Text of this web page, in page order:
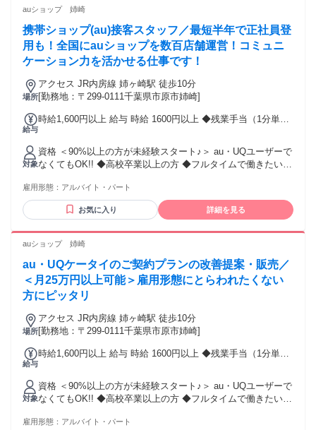
など他キャリアの経験がある方も歓迎！ - 【従業員の声！】
「携帯」は生活に欠かせない物なので、様々な年代のお客様
のために働ける仕事だと思い応募しました。 ・前職の経験が
役に立ったのは？ ヒアリング力を培ってきたので、困ってい
ることに対する提案ができています。 ・携帯販売のおすすめ
ポイントは？ お客様と信頼関係を築ける人、お客様を第一に
考えられる人にとってはおすすめです！
auショップ 姉崎
携帯ショップ(au)接客スタッフ／最短半年で正社員登
用も！全国にauショップを数百店舗運営！コミュニ
ケーション力を活かせる仕事です！
場所
アクセス JR内房線 姉ヶ崎駅 徒歩10分
[勤務地：〒299-0111千葉県市原市姉崎]
給与
時給1,600円以上 給与 時給 1600円以上 ◆残業手当（1分単位
月～） 皆さんのがんばりをしっかり評価して積極的に昇給し
ていきます!! ※最大時給1800円(経験3年/勤務地による) 交通
費：交通費支給 月額10万円まで
対象
資格 ＜90%以上の方が未経験スタート♪＞ au・UQユーザーで
なくてもOK!! ◆高校卒業以上の方 ◆フルタイムで働きたい方
勤務可能な方 ◆土日勤務可能な方 ＜こんな方もぜひ！＞ ◇
未経験でも始められる仕事がいい ◇接客・販売スキルを活か
したい ◇安定して長く働きたいetc. ＜色々なお仕事経験も活
他キャリアの経験がある方も歓迎！
雇用形態： アルバイト・パート
お気に入り 詳細を見る
auショップ 姉崎
au・UQケータイのご契約プランの改善提案・販売／
＜月25万円以上可能＞雇用形態にとらわれたくない
方にピッタリ
場所
アクセス JR内房線 姉ヶ崎駅 徒歩10分
[勤務地：〒299-0111千葉県市原市姉崎]
給与
時給1,600円以上 給与 時給 1600円以上 ◆残業手当（1分単位
円～） 皆さんのがんばりをしっかり評価して積極的に昇給し
ていきます!! ※最大時給1800円(経験3年/勤務地による) 交通
費：交通費支給 月額10万円まで
対象
資格 ＜90%以上の方が未経験スタート♪＞ au・UQユーザーで
なくてもOK!! ◆高校卒業以上の方 ◆フルタイムで働きたい方
できる方優遇! ◆半年以上勤務可能な方 ＜こんな方もぜひ！
雇用形態： アルバイト・パート